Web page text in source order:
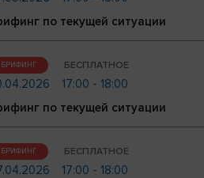
по текущей ситуации
БРИФИНГ БЕСПЛАТНОЕ
17:00 - 18:00
по текущей ситуации
БРИФИНГ БЕСПЛАТНОЕ
17:00 - 18:00